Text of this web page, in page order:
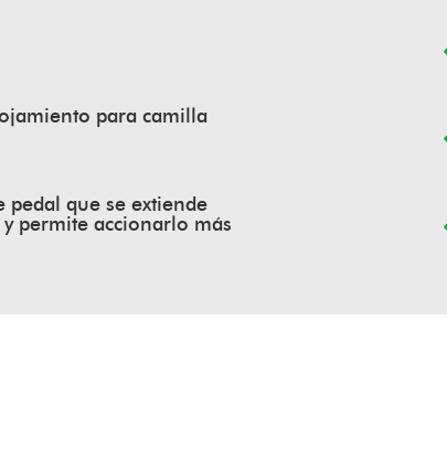
para camilla
pedal que se extiende
permite accionarlo más